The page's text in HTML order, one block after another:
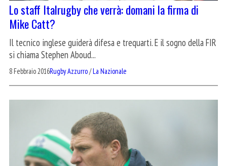
Lo staff Italrugby che verrà: domani la firma di
Mike Catt?
Il tecnico inglese guiderà difesa e trequarti. E il sogno della FIR
si chiama Stephen Aboud...
8 Febbraio 2016Rugby Azzurro/La Nazionale